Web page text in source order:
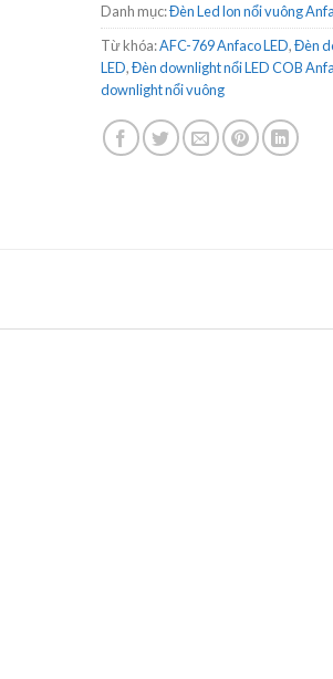
Danh mục:Đèn Led lon nổi vuông
Từ khóa:AFC-769 Anfaco LED,Đèn
LED,Đèn downlight nổi LED COB
downlight nổi vuông